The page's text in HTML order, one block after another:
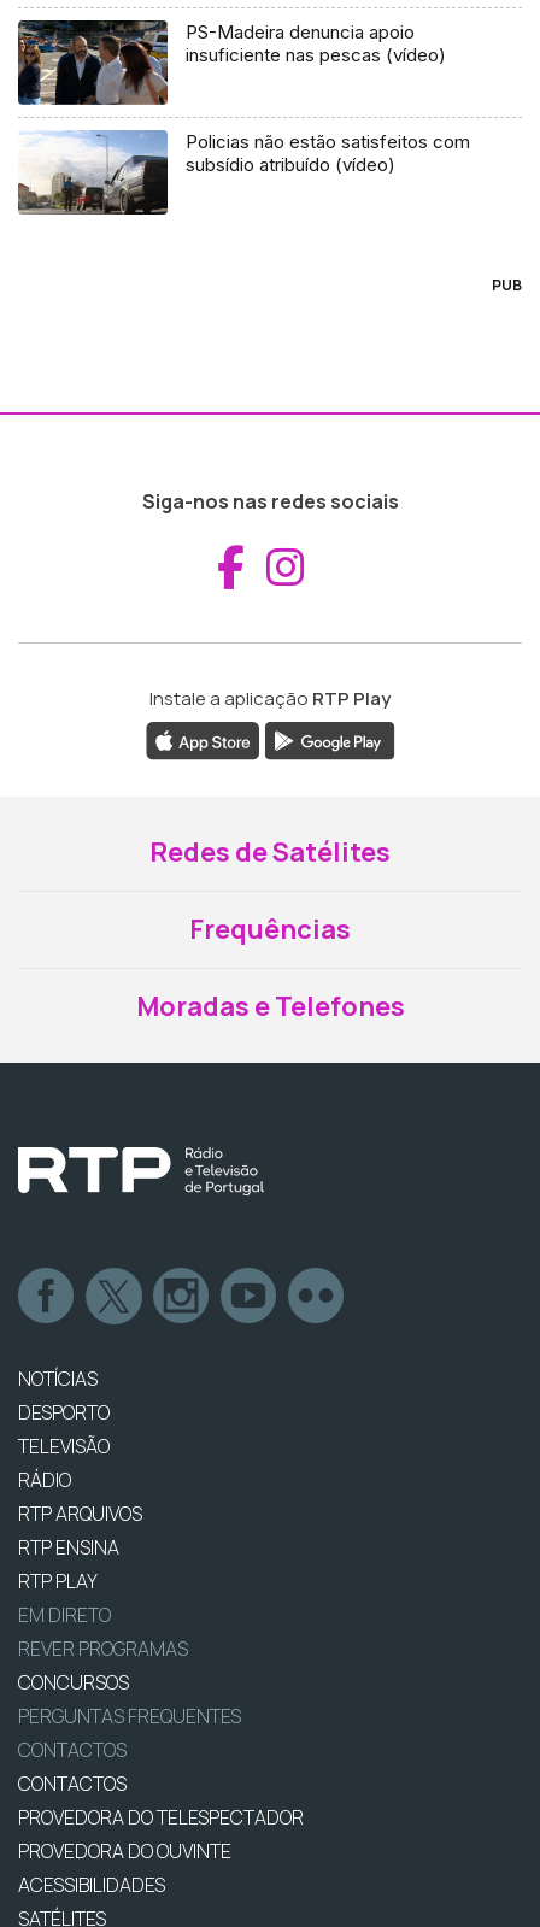
PS-Madeira denuncia apoio
insuficiente nas pescas (vídeo)
Policias não estão satisfeitos com
subsídio atribuído (vídeo)
PUB
Siga-nos nas redes sociais
Aceder ao
Instale a aplicação RTP Play
Redes de Satélites
Frequências
Moradas e Telefones
NOTÍCIAS
DESPORTO
TELEVISÃO
RÁDIO
RTP ARQUIVOS
RTP ENSINA
RTP PLAY
EM DIRETO
REVER PROGRAMAS
CONCURSOS
PERGUNTAS FREQUENTES
CONTACTOS
CONTACTOS
PROVEDORA DO TELESPECTADOR
PROVEDORA DO OUVINTE
ACESSIBILIDADES
SATÉLITES